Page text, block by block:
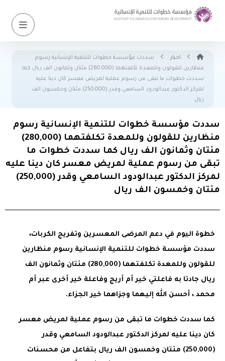
اخبار
سددت مؤسسة خطوات للتنمية الإنسانية رسوم
منظارين للقولون وللمعدة تكلفتهما (280,000) مئتان وثمانون الف ريال كما
سددت خطوات ما تبقى من رسوم عملية لمريض معسر كان دينا عليه
لمركز الدكتور عبدالودود السامعي وقدر (250,000) مئتان وخمسون الف
ريال
سددت مؤسسة خطوات للتنمية الإنسانية رسوم
منظارين للقولون وللمعدة تكلفتهما (280,000)
مئتان وثمانون الف ريال كما سددت خطوات ما
تبقى من رسوم عملية لمريض معسر كان دينا عليه
لمركز الدكتور عبدالودود السامعي وقدر (250,000)
مئتان وخمسون الف ريال
خطوة اليوم في دعم المرضى المعسرين وتفريج الكربات،
سددت مؤسسة خطوات للتنمية الإنسانية رسوم منظارين
للقولون وللمعدة تكلفتهما (280,000) مئتان وثمانون الف
ريال جادتا به فاعلتي خير أم أريج وفاعلة خير أخرى عبر أم
محمد ، أحسن الله إليهما وجزاهما خير الجزاء.
كما سددت خطوات ما تبقى من رسوم عملية لمريض معسر
كان دينا عليه لمركز الدكتور عبدالودود السامعي وقدر
(250,000) مئتان وخمسون الف ريال بتفاعل من محسنات